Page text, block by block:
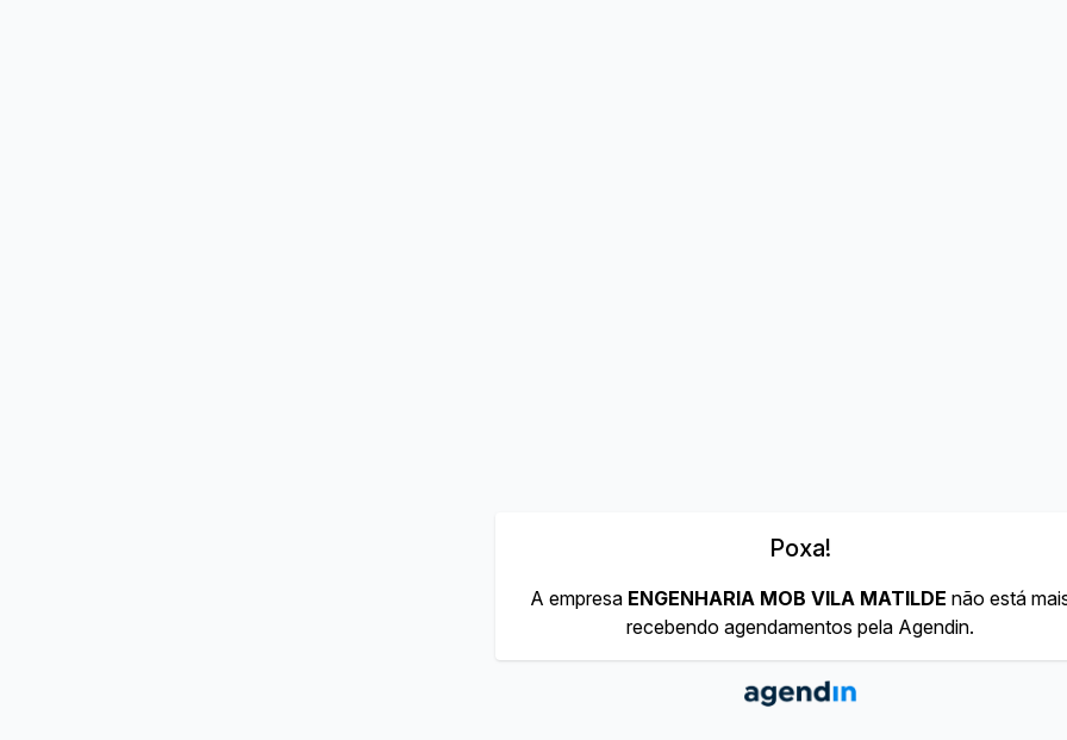
Poxa!
A empresa ENGENHARIA MOB VILA MATILDE não está
recebendo agendamentos pela Agendin.